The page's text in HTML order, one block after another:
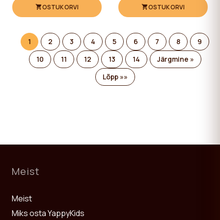
OSTUKORVI OSTUKORVI
1 2 3 4 5 6 7 8
9
10
11 12 13 14
Järgmine »
Lõpp »»
Meist
Meist
Miks osta YappyKids